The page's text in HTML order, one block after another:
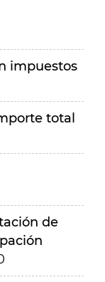
impuestos
total
de